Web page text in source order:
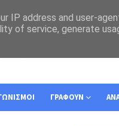
ΓΡΑΦΟΥΝ
IP address and user-
of service, generate